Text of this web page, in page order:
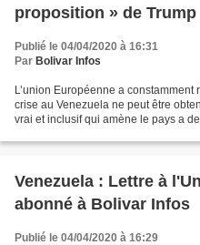
proposition » de Trump
Publié le 04/04/2020 à 16:31
Par Bolivar Infos
L’union Européenne a
crise au Venezuela ne peut être
vrai et inclusif qui amène le pays a
Venezuela : Lettre à
abonné à Bolivar Infos
Publié le 04/04/2020 à 16:29